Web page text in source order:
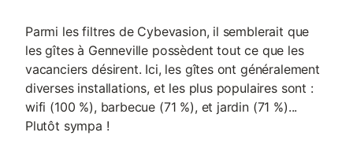
Parmi les filtres de Cybevasion, il semblerait que
les gîtes à Genneville possèdent tout ce que les
vacanciers désirent. Ici, les gîtes ont généralement
diverses installations, et les plus populaires sont :
wifi (100 %), barbecue (71 %), et jardin (71 %)...
Plutôt sympa !